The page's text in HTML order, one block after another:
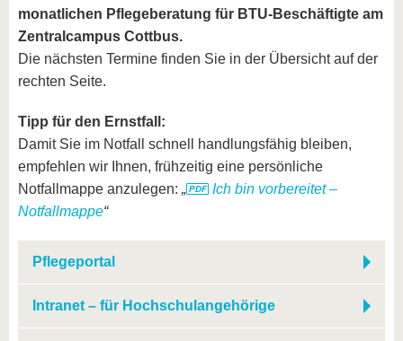
monatlichen Pflegeberatung für BTU-Beschäftigte am
Zentralcampus Cottbus.
Die nächsten Termine finden Sie in der Übersicht auf der
rechten Seite.
Tipp für den Ernstfall:
Damit Sie im Notfall schnell handlungsfähig bleiben,
empfehlen wir Ihnen, frühzeitig eine persönliche
Notfallmappe anzulegen: „
Ich bin vorbereitet –
Notfallmappe“
Pflegeportal
Intranet – für Hochschulangehörige